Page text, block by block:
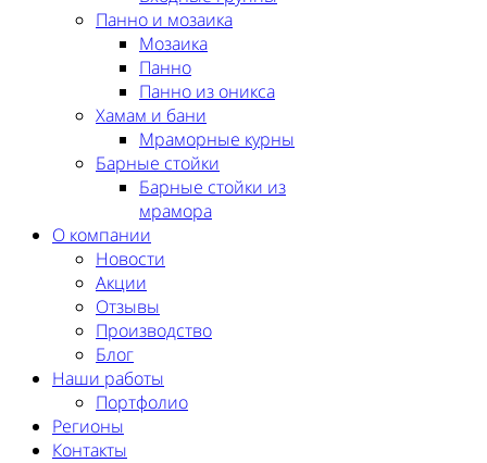
Панно и мозаика
Мозаика
Панно
Панно из оникса
Хамам и бани
Мраморные курны
Барные стойки
Барные стойки из
мрамора
О компании
Новости
Акции
Отзывы
Производство
Блог
Наши работы
Портфолио
Регионы
Контакты